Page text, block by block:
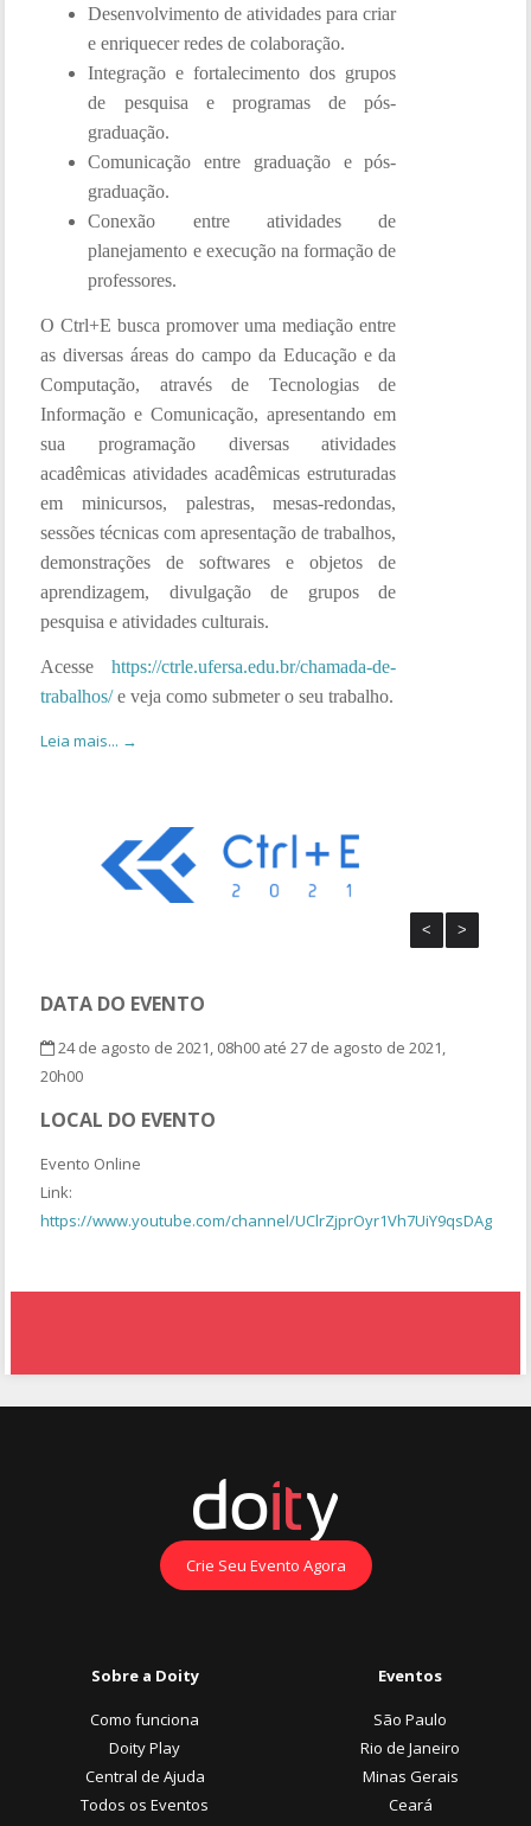
Desenvolvimento de atividades para criar
e enriquecer redes de colaboração.
Integração e fortalecimento dos grupos
de pesquisa e programas de pós-
graduação.
Comunicação entre graduação e pós-
graduação.
Conexão entre atividades de
planejamento e execução na formação de
professores.
O Ctrl+E busca promover uma mediação entre
as diversas áreas do campo da Educação e da
Computação, através de Tecnologias de
Informação e Comunicação, apresentando em
sua programação diversas atividades
acadêmicas atividades acadêmicas estruturadas
em minicursos, palestras, mesas-redondas,
sessões técnicas com apresentação de trabalhos,
demonstrações de softwares e objetos de
aprendizagem, divulgação de grupos de
pesquisa e atividades culturais.
Acessehttps://ctrle.ufersa.edu.br/chamada-de-
trabalhos/e veja como submeter o seu trabalho.
Leia mais... →
< >
< >
DATA DO EVENTO
24 de agosto de 2021, 08h00 até 27 de agosto de 2021,
20h00
LOCAL DO EVENTO
Evento Online
Link:
https://www.youtube.com/channel/UClrZjprOyr1Vh7UiY9qsDAg
Crie Seu Evento Agora
Sobre a Doity
Como funciona
Doity Play
Central de Ajuda
Todos os Eventos
Eventos
São Paulo
Rio de Janeiro
Minas Gerais
Ceará